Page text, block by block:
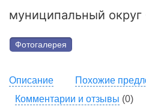
муниципальный
Фотогалерея
Описание
Похожие
Комментарии и отзывы (0)